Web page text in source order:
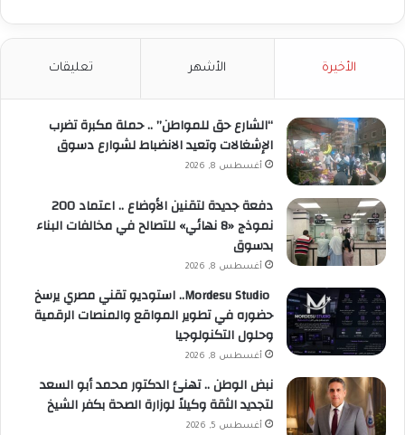
الأخيرة الأشهر تعليقات
“الشارع حق للمواطن” .. حملة مكبرة تضرب
الإشغالات وتعيد الانضباط لشوارع دسوق
أغسطس 8, 2026
دفعة جديدة لتقنين الأوضاع .. اعتماد 200
نموذج «8 نهائي» للتصالح في مخالفات البناء
بدسوق
أغسطس 8, 2026
Mordesu Studio.. استوديو تقني مصري يرسخ
حضوره في تطوير المواقع والمنصات الرقمية
وحلول التكنولوجيا
أغسطس 8, 2026
نبض الوطن .. تهنئ الدكتور محمد أبو السعد
لتجديد الثقة وكيلاً لوزارة الصحة بكفر الشيخ
أغسطس 5, 2026